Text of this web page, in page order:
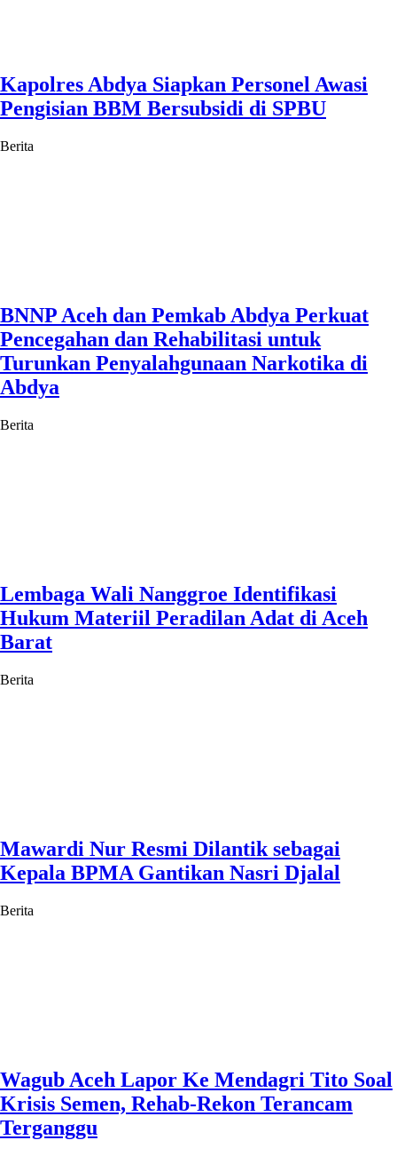
Kapolres Abdya Siapkan Personel Awasi
Pengisian BBM Bersubsidi di SPBU
Berita
BNNP Aceh dan Pemkab Abdya Perkuat
Pencegahan dan Rehabilitasi untuk
Turunkan Penyalahgunaan Narkotika di
Abdya
Berita
Lembaga Wali Nanggroe Identifikasi
Hukum Materiil Peradilan Adat di Aceh
Barat
Berita
Mawardi Nur Resmi Dilantik sebagai
Kepala BPMA Gantikan Nasri Djalal
Berita
Wagub Aceh Lapor Ke Mendagri Tito Soal
Krisis Semen, Rehab-Rekon Terancam
Terganggu